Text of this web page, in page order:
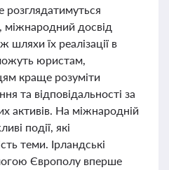
розглядатимуться
міжнародний досвід
їх реалізації в
юристам,
краще розуміти
та відповідальності за
активів. На міжнародній
події, які
теми. Ірландські
Європолу вперше